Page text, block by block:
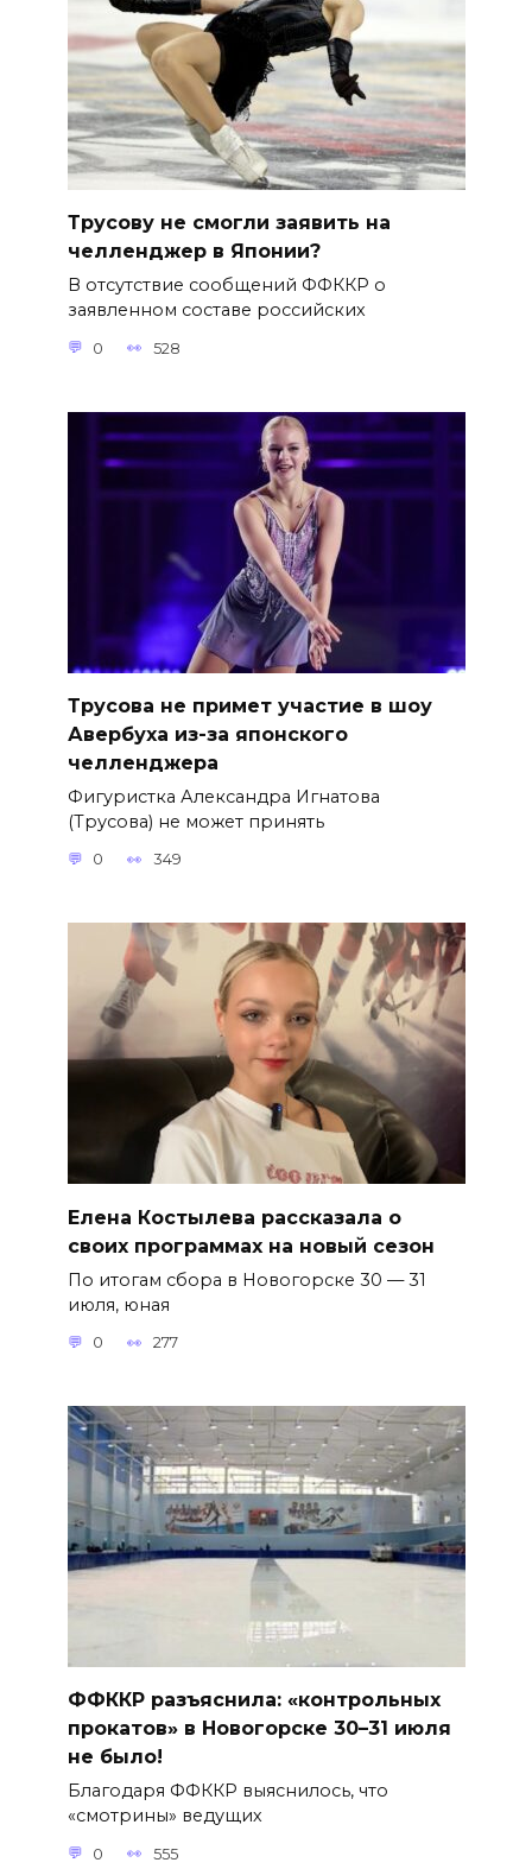
Трусову не смогли заявить на
челленджер в Японии?
В отсутствие сообщений ФФККР о
заявленном составе российских
0 528
Трусова не примет участие в шоу
Авербуха из-за японского
челленджера
Фигуристка Александра Игнатова
(Трусова) не может принять
0 349
Елена Костылева рассказала о
своих программах на новый сезон
По итогам сбора в Новогорске 30 — 31
июля, юная
0 277
ФФККР разъяснила: «контрольных
прокатов» в Новогорске 30–31 июля
не было!
Благодаря ФФККР выяснилось, что
«смотрины» ведущих
0 555